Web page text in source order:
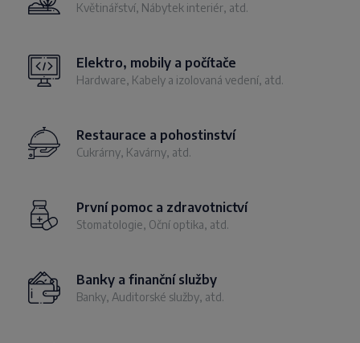
Květinářství, Nábytek interiér, atd.
Elektro, mobily a počítače
Hardware, Kabely a izolovaná vedení, atd.
Restaurace a pohostinství
Cukrárny, Kavárny, atd.
První pomoc a zdravotnictví
Stomatologie, Oční optika, atd.
Banky a finanční služby
Banky, Auditorské služby, atd.